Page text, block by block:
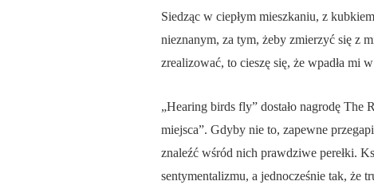
Siedząc w ciepłym mieszkaniu, z
nieznanym, za tym, żeby zmierzyć się z
zrealizować, to cieszę się, że wpadła mi
„Hearing birds fly” dostało nagrodę The
miejsca”. Gdyby nie to, zapewne
znaleźć wśród nich prawdziwe perełki.
sentymentalizmu, a jednocześnie tak, że